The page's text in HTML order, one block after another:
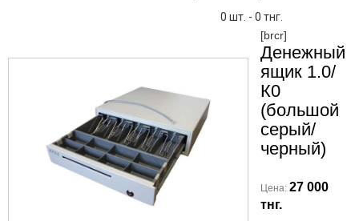
0 шт. - 0 тнг.
[brcr]
Денежный
ящик 1.0/
К0
(большой
серый/
черный)
Цена: 27 000
тнг.